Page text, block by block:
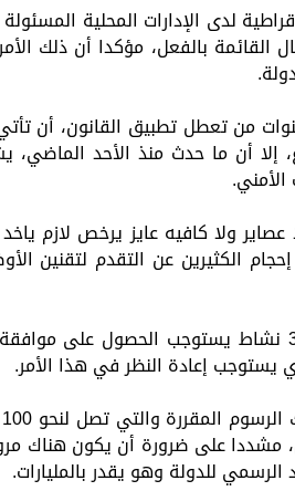
لدى الإدارات المحلية
القائمة بالفعل، مؤكدا أن ذلك
من تعطل تطبيق القانون، أن تأتي
إلا أن ما حدث منذ الأحد
ولا كافيه عايز يرخص لازم
الكثيرين عن التقدم لتقنين
وأشار أيمن أبو العلا، إلى أن تصنيف 316 نشاط يستوجب
يستوجب إعادة النظر في هذا الأمر.
مشددا على ضرورة أن يكون هناك
للدولة وهو يقدر بالمليارات.